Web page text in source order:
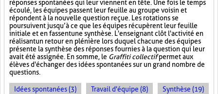
réponses spontanées qui leur viennent en tête. Une fois le temps
écoulé, les équipes passent leur feuille au groupe voisin et
répondent à la nouvelle question reçue. Les rotations se
poursuivent jusqu’à ce que les équipes récupèrent leur feuille
initiale et en fassent une synthèse. L'enseignant clôt l'activité en
réalisant un retour en plénière lors duquel chacune des équipes
présente la synthèse des réponses fournies à la question qui leur
avait été assignée. En somme, le Graffiti collectifpermet aux
élèves d'échanger des idées spontanées sur un grand nombre de
questions.
Idées spontanées (3) Travail d'équipe (8) Synthèse (19)